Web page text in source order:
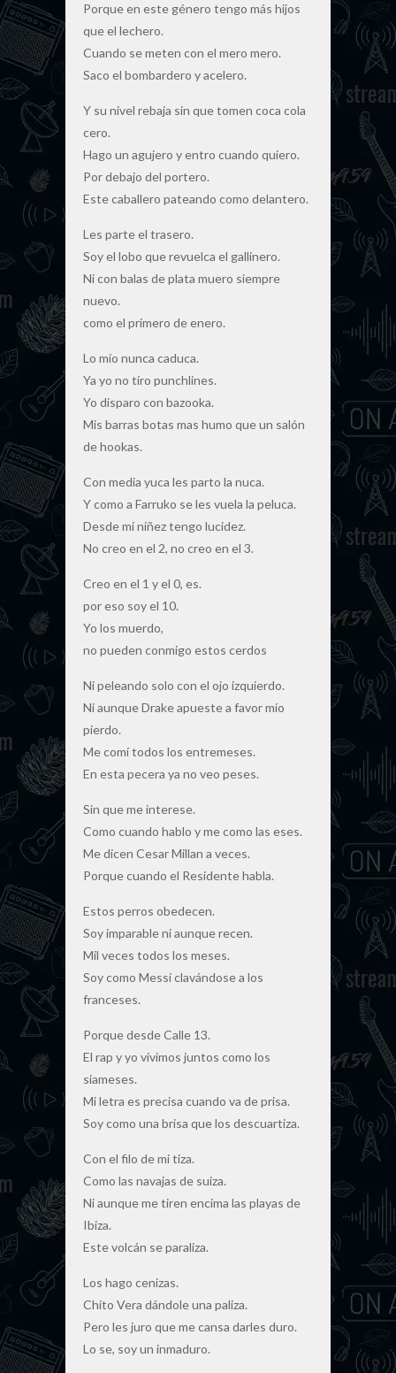
Porque en este género tengo más hijos
que el lechero.
Cuando se meten con el mero mero.
Saco el bombardero y acelero.
Y su nivel rebaja sin que tomen coca cola
cero.
Hago un agujero y entro cuando quiero.
Por debajo del portero.
Este caballero pateando como delantero.
Les parte el trasero.
Soy el lobo que revuelca el gallinero.
Ni con balas de plata muero siempre
nuevo.
como el primero de enero.
Lo mío nunca caduca.
Ya yo no tiro punchlines.
Yo disparo con bazooka.
Mis barras botas mas humo que un salón
de hookas.
Con media yuca les parto la nuca.
Y como a Farruko se les vuela la peluca.
Desde mi niñez tengo lucidez.
No creo en el 2, no creo en el 3.
Creo en el 1 y el 0, es.
por eso soy el 10.
Yo los muerdo,
no pueden conmigo estos cerdos
Ni peleando solo con el ojo izquierdo.
Ni aunque Drake apueste a favor mío
pierdo.
Me comí todos los entremeses.
En esta pecera ya no veo peses.
Sin que me interese.
Como cuando hablo y me como las eses.
Me dicen Cesar Millan a veces.
Porque cuando el Residente habla.
Estos perros obedecen.
Soy imparable ni aunque recen.
Mil veces todos los meses.
Soy como Messi clavándose a los
franceses.
Porque desde Calle 13.
El rap y yo vivimos juntos como los
siameses.
Mi letra es precisa cuando va de prisa.
Soy como una brisa que los descuartiza.
Con el filo de mi tiza.
Como las navajas de suiza.
Ni aunque me tiren encima las playas de
Ibiza.
Este volcán se paraliza.
Los hago cenizas.
Chito Vera dándole una paliza.
Pero les juro que me cansa darles duro.
Lo se, soy un inmaduro.